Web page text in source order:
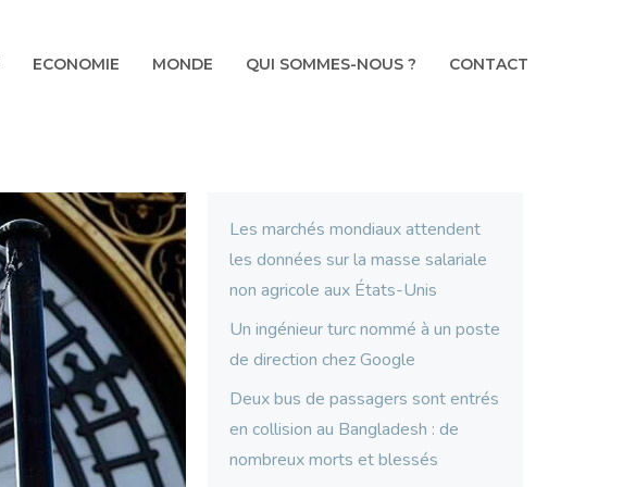
ECONOMIE MONDE QUI SOMMES-NOUS ? CONTACT
Les marchés mondiaux attendent
les données sur la masse salariale
non agricole aux États-Unis
Un ingénieur turc nommé à un poste
de direction chez Google
Deux bus de passagers sont entrés
en collision au Bangladesh : de
nombreux morts et blessés